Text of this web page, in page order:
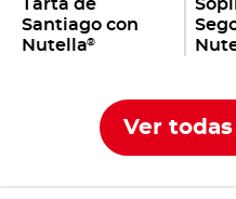
Tarta de
Santiago con
Nutella®
Ver